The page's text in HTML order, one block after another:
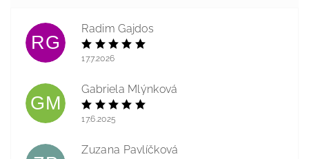
RG
Radim Gajdos
17.7.2026
GM
Gabriela Mlýnková
17.6.2025
Zuzana Pavlíčková